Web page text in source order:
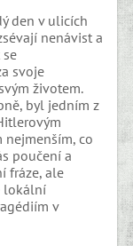
den v ulicích
nenávist a
svoje
životem.
byl jedním z
nejmenším, co
poučení a
fráze, ale
lokální
v